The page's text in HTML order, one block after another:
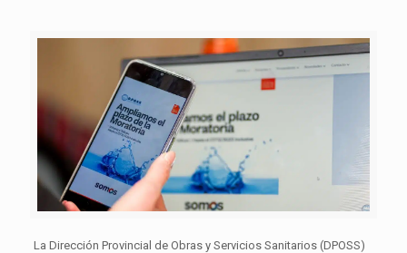
La Dirección Provincial de Obras y Servicios Sanitarios (DPOSS)